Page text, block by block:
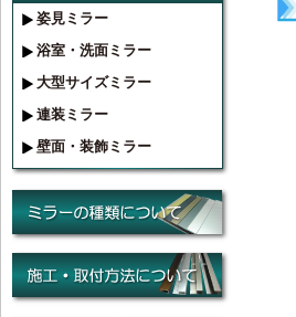
姿見ミラー
浴室・洗面ミラー
大型サイズミラー
連装ミラー
壁面・装飾ミラー